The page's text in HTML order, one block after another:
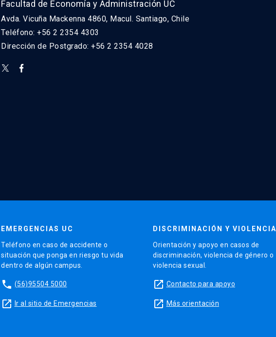
Facultad de Economía y Administración UC
Avda. Vicuña Mackenna 4860, Macul. Santiago, Chile
Teléfono: +56 2 2354 4303
Dirección de Postgrado: +56 2 2354 4028
EMERGENCIAS UC
Teléfono en caso de accidente o
situación que ponga en riesgo tu vida
dentro de algún campus.
phone (56)95504 5000
launch Ir al sitio de Emergencias
DISCRIMINACIÓN Y VIOLENCIA
Orientación y apoyo en casos de
discriminación, violencia de género o
violencia sexual.
launch Contacto para apoyo
launch Más orientación